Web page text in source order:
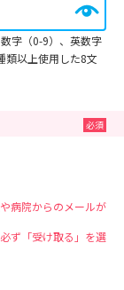
字（0-9）、英数字
類以上使用した8文
病院からのメールが
ず「受け取る」を選